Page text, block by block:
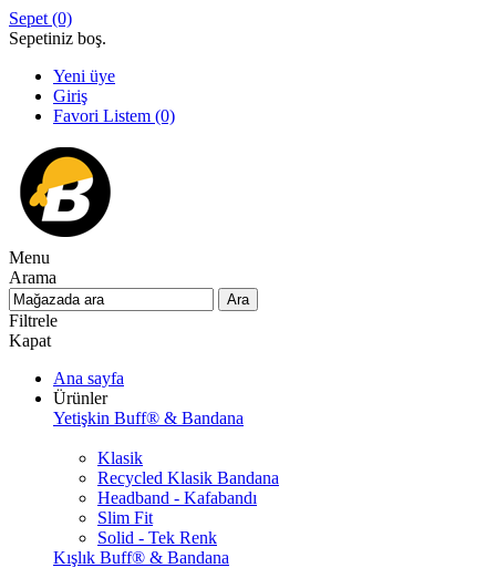
Sepet (0)
Sepetiniz boş.
Yeni üye
Giriş
Favori Listem (0)
Menu
Arama
Filtrele
Kapat
Ana sayfa
Ürünler
Yetişkin Buff® & Bandana
Klasik
Recycled Klasik Bandana
Headband - Kafabandı
Slim Fit
Solid - Tek Renk
Kışlık Buff® & Bandana